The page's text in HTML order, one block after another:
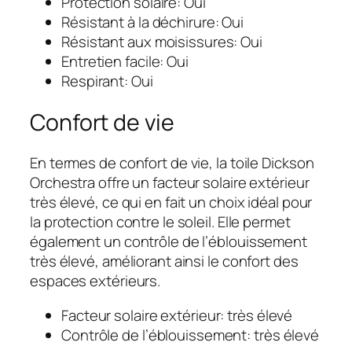
Résistant à la déchirure: Oui
Résistant aux moisissures: Oui
Entretien facile: Oui
Respirant: Oui
Confort de vie
En termes de confort de vie, la toile Dickson
Orchestra offre un facteur solaire extérieur
très élevé, ce qui en fait un choix idéal pour
la protection contre le soleil. Elle permet
également un contrôle de l’éblouissement
très élevé, améliorant ainsi le confort des
espaces extérieurs.
Facteur solaire extérieur: très élevé
Contrôle de l’éblouissement: très élevé